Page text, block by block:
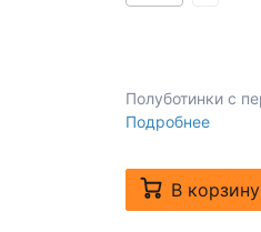
Полуботинки с
Подробнее
В корзину